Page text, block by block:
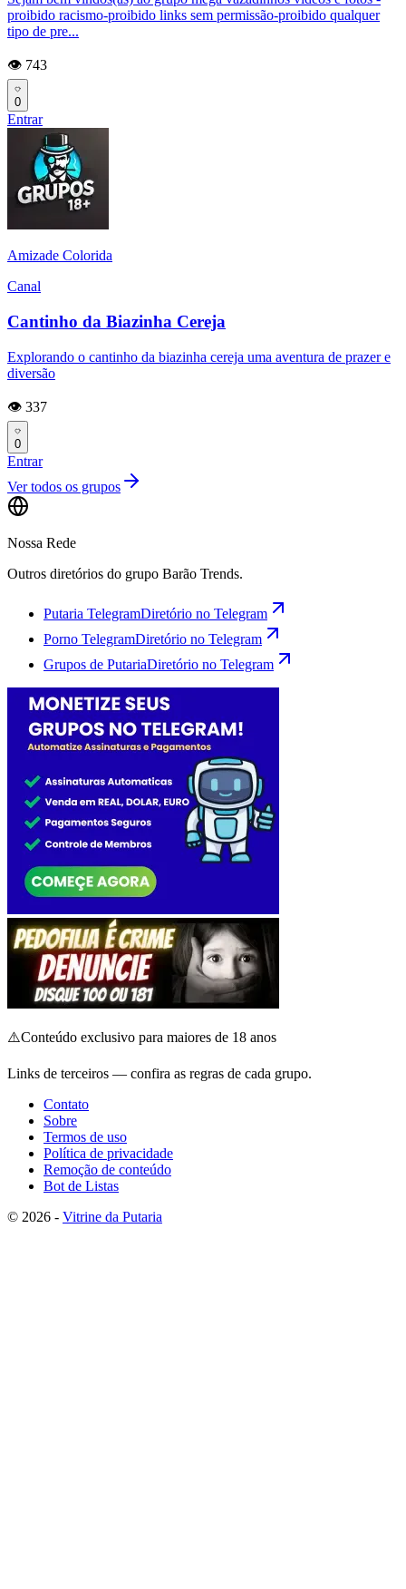
proibido racismo-proibido links sem permissão-proibido qualquer
tipo de pre...
👁️ 743
0
Entrar
Amizade Colorida
Canal
Cantinho da Biazinha Cereja
Explorando o cantinho da biazinha cereja uma aventura de prazer e
diversão
👁️ 337
0
Entrar
Ver todos os grupos
Nossa Rede
Outros diretórios do grupo Barão Trends.
Putaria TelegramDiretório no Telegram
Porno TelegramDiretório no Telegram
Grupos de PutariaDiretório no Telegram
⚠️Conteúdo exclusivo para maiores de 18 anos
Links de terceiros — confira as regras de cada grupo.
Contato
Sobre
Termos de uso
Política de privacidade
Remoção de conteúdo
Bot de Listas
© 2026 - Vitrine da Putaria